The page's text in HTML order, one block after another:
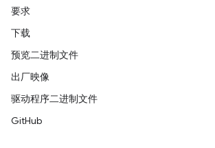
要求
下载
预览二进制文件
出厂映像
驱动程序二进制文件
GitHub